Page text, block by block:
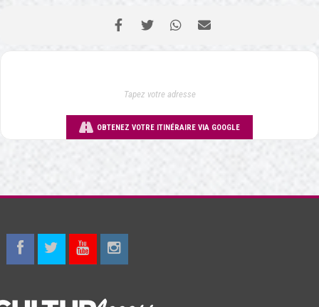
OBTENEZ VOTRE ITINÉRAIRE VIA GOOGLE